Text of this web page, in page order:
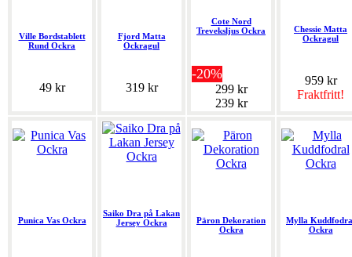
Ville Bordstablett
Rund Ockra
49 kr
Fjord Matta
Ockragul
319 kr
Cote Nord
Treveksljus Ockra
-20%
299 kr
239 kr
Chessie Matta
Ockragul
959 kr
Fraktfritt!
Punica Vas Ockra
Saiko Dra på Lakan
Jersey Ockra
Päron Dekoration
Ockra
Mylla
Ockra